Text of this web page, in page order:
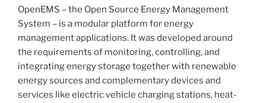
OpenEMS – the Open Source Energy Management
System – is a modular platform for energy
management applications. It was developed around
the requirements of monitoring, controlling, and
integrating energy storage together with renewable
energy sources and complementary devices and
services like electric vehicle charging stations, heat-